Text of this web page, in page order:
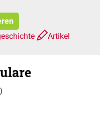
Artikel
)